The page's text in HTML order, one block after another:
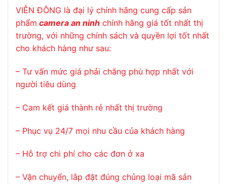
VIỄN ĐÔNG là đại lý chính hãng cung cấp sản
phẩm camera an ninh chính hãng giá tốt nhất thị
trường, với những chính sách và quyền lợi tốt nhất
cho khách hàng như sau:
– Tư vấn mức giá phải chăng phù hợp nhất với
người tiêu dùng
– Cam kết giá thành rẻ nhất thị trường
– Phục vụ 24/7 mọi nhu cầu của khách hàng
– Hỗ trợ chi phí cho các đơn ở xa
– Vận chuyển, lắp đặt đúng chủng loại mã sản